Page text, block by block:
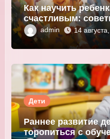
Как научить
счастливым:
педагогов
admin 14
Дети
Раннее развитие
торопиться с